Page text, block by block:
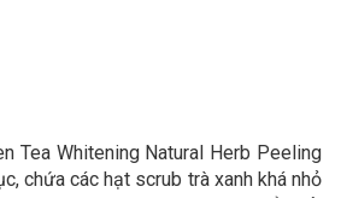
Tea Whitening Natural Herb Peeling
chứa các hạt scrub trà xanh khá nhỏ